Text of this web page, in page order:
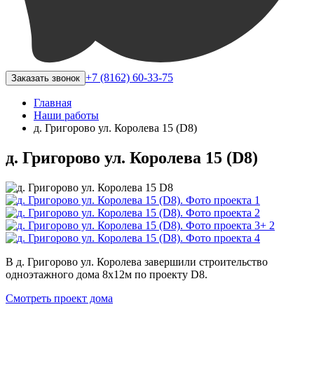
Заказать звонок +7 (8162) 60-33-75
Главная
Наши работы
д. Григорово ул. Королева 15 (D8)
д. Григорово ул. Королева 15 (D8)
+ 2
В д. Григорово ул. Королева завершили строительство
одноэтажного дома 8х12м по проекту D8.
Смотреть проект дома